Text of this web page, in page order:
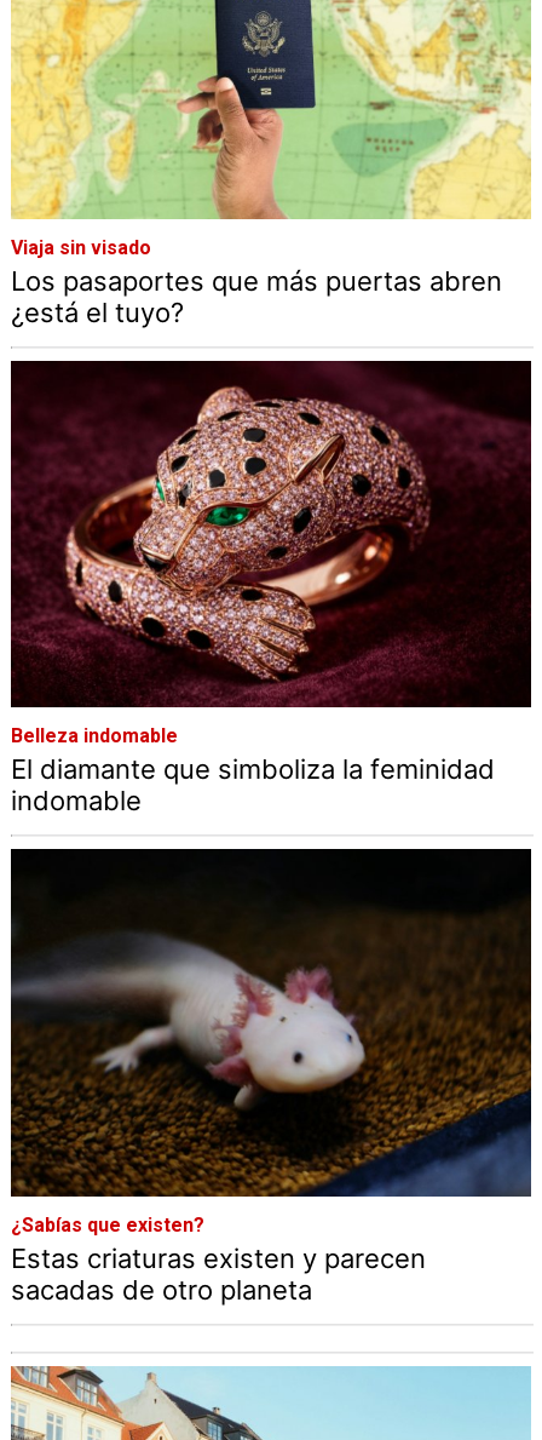
Viaja sin visado
Los pasaportes que más puertas abren
¿está el tuyo?
Belleza indomable
El diamante que simboliza la feminidad
indomable
¿Sabías que existen?
Estas criaturas existen y parecen
sacadas de otro planeta